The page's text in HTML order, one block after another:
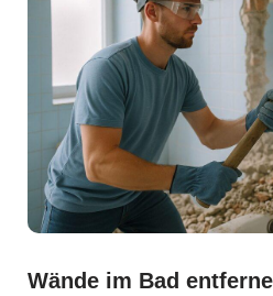
Wände im Bad